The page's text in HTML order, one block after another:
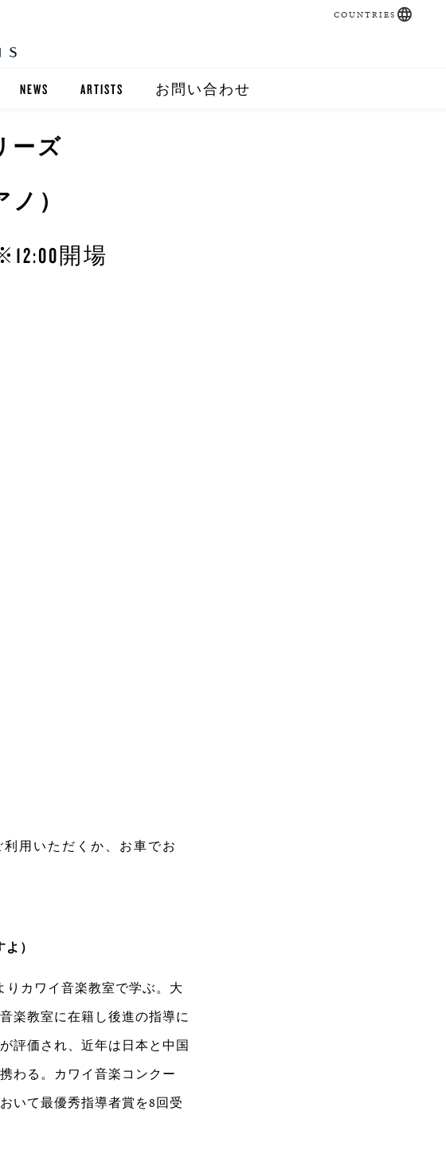
NEWS ARTISTS お問い合わせ
COUNTRIES
ーズ
）
開場
用いただくか、お車でお
）
りカワイ音楽教室で学ぶ。大
楽教室に在籍し後進の指導に
評価され、近年は日本と中国
わる。カワイ音楽コンクー
いて最優秀指導者賞を8回受